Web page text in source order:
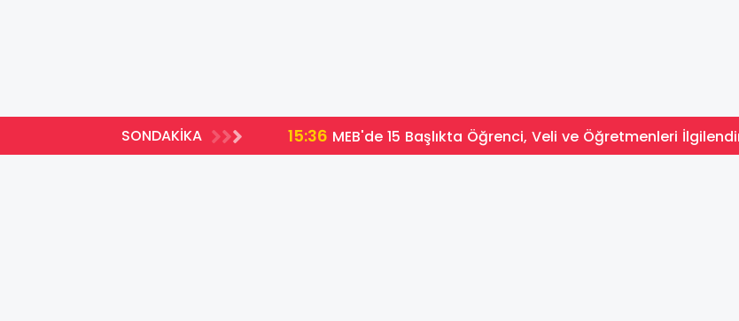
SONDAKİKA 15:36 MEB'de 15 Başlıkta Öğrenci, Veli ve Öğretmenleri